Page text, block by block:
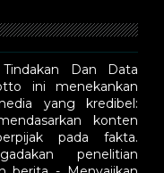
Dan Data
ini menekankan
yang kredibel:
konten
pada fakta.
penelitian